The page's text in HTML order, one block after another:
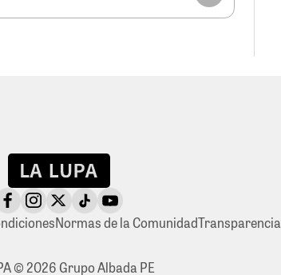
Normas de la ComunidadTransparencia
© 2026 Grupo Albada PE